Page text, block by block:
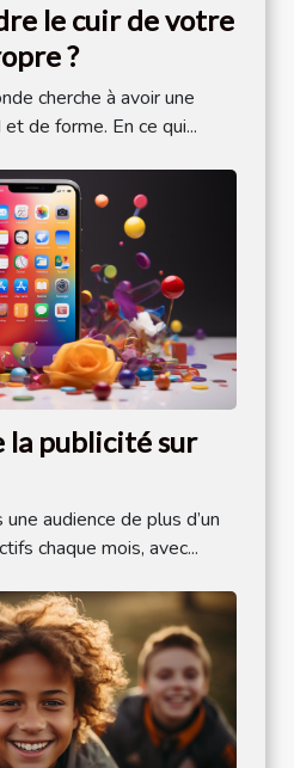
le cuir de votre
?
cherche à avoir une
de forme. En ce qui...
la publicité sur
audience de plus d’un
chaque mois, avec...